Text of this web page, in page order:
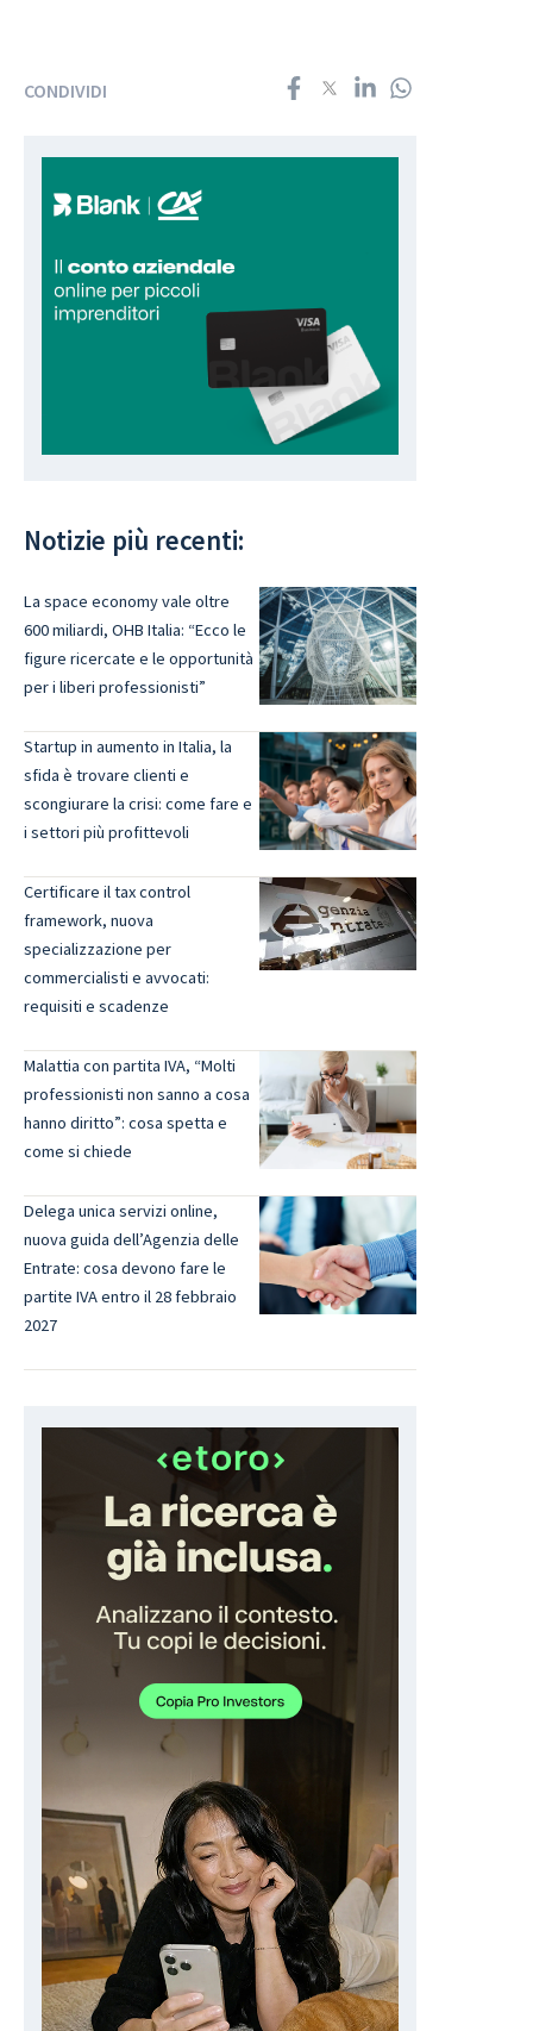
CONDIVIDI
Notizie più recenti:
La space economy vale oltre
600 miliardi, OHB Italia: “Ecco le
figure ricercate e le opportunità
per i liberi professionisti”
Startup in aumento in Italia, la
sfida è trovare clienti e
scongiurare la crisi: come fare e
i settori più profittevoli
Certificare il tax control
framework, nuova
specializzazione per
commercialisti e avvocati:
requisiti e scadenze
Malattia con partita IVA, “Molti
professionisti non sanno a cosa
hanno diritto”: cosa spetta e
come si chiede
Delega unica servizi online,
nuova guida dell’Agenzia delle
Entrate: cosa devono fare le
partite IVA entro il 28 febbraio
2027